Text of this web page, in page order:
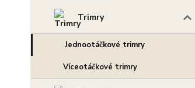
Trimry
Jednootáčkové trimry
Víceotáčkové trimry